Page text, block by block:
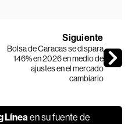
Siguiente
Bolsa de Caracas se dispara
146% en 2026 en medio de
ajustes en el mercado
cambiario
Línea en su fuente de